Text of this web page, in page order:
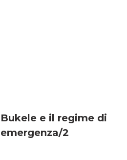
Bukele e il regime di
emergenza/2